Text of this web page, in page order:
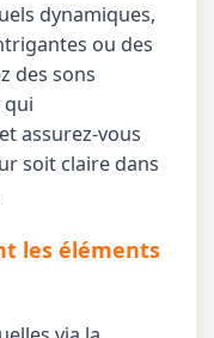
dynamiques,
ou des
des sons
qui
assurez-vous
soit claire dans
les éléments